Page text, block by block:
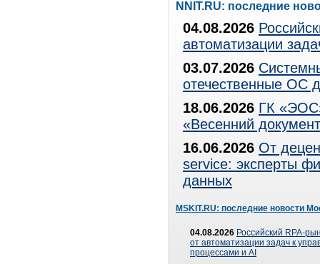
NNIT.RU: последние
04.08.2026
автоматизации
03.07.2026
отечественные ОС
18.06.2026 ГК
«Весенний
16.06.2026 От
service: эксперты
данных
MSKIT.RU: последние новости
04.08.2026 Российский RPA-
от автоматизации задач к
процессами и AI